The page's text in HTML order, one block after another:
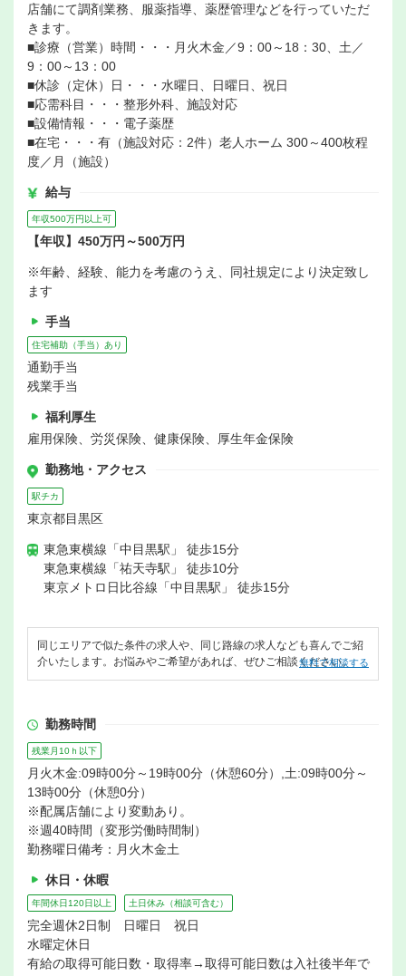
店舗にて調剤業務、服薬指導、薬歴管理などを行っていただ
きます。
■診療（営業）時間・・・月火木金／9：00～18：30、土／
9：00～13：00
■休診（定休）日・・・水曜日、日曜日、祝日
■応需科目・・・整形外科、施設対応
■設備情報・・・電子薬歴
■在宅・・・有（施設対応：2件）老人ホーム 300～400枚程
度／月（施設）
給与
年収500万円以上可
【年収】450万円～500万円
※年齢、経験、能力を考慮のうえ、同社規定により決定致し
ます
手当
住宅補助（手当）あり
通勤手当
残業手当
福利厚生
雇用保険、労災保険、健康保険、厚生年金保険
勤務地・アクセス
駅チカ
東京都目黒区
東急東横線「中目黒駅」 徒歩15分
東急東横線「祐天寺駅」 徒歩10分
東京メトロ日比谷線「中目黒駅」 徒歩15分
同じエリアで似た条件の求人や、同じ路線の求人なども喜んでご紹
介いたします。お悩みやご希望があれば、ぜひご相談ください。
無料で相談する
勤務時間
残業月10ｈ以下
月火木金:09時00分～19時00分（休憩60分）,土:09時00分～
13時00分（休憩0分）
※配属店舗により変動あり。
※週40時間（変形労働時間制）
勤務曜日備考：月火木金土
休日・休暇
年間休日120日以上 土日休み（相談可含む）
完全週休2日制 日曜日 祝日
水曜定休日
有給の取得可能日数・取得率→取得可能日数は入社後半年で